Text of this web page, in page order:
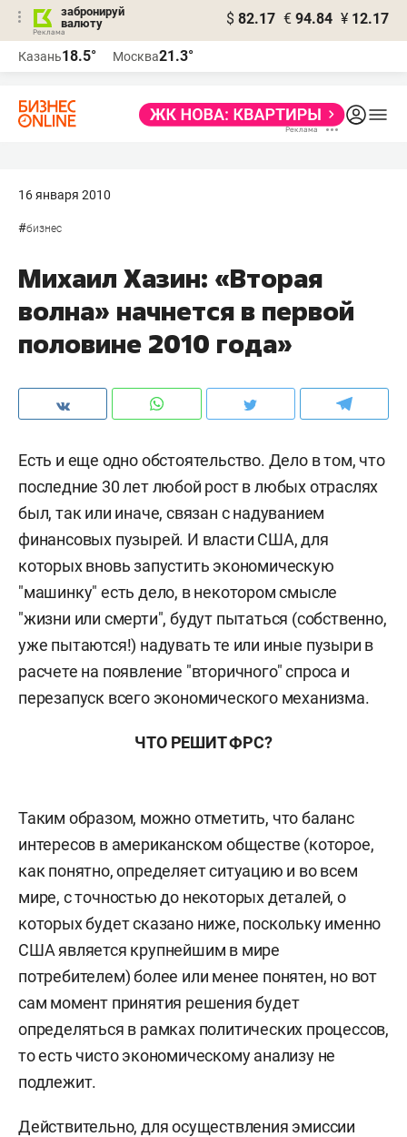
забронируй
валюту
$ 82.17 € 94.84 ¥ 12.17
Казань18.5° Москва21.3°
16 января 2010
#бизнес
Михаил Хазин: «Вторая
волна» начнется в первой
половине 2010 года»
Есть и еще одно обстоятельство. Дело в том, что
последние 30 лет любой рост в любых отраслях
был, так или иначе, связан с надуванием
финансовых пузырей. И власти США, для
которых вновь запустить экономическую
"машинку" есть дело, в некотором смысле
"жизни или смерти", будут пытаться (собственно,
уже пытаются!) надувать те или иные пузыри в
расчете на появление "вторичного" спроса и
перезапуск всего экономического механизма.
ЧТО РЕШИТ ФРС?
Таким образом, можно отметить, что баланс
интересов в американском обществе (которое,
как понятно, определяет ситуацию и во всем
мире, с точностью до некоторых деталей, о
которых будет сказано ниже, поскольку именно
США является крупнейшим в мире
потребителем) более или менее понятен, но вот
сам момент принятия решения будет
определяться в рамках политических процессов,
то есть чисто экономическому анализу не
подлежит.
Действительно, для осуществления эмиссии